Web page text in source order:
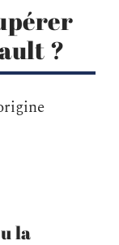
?
la